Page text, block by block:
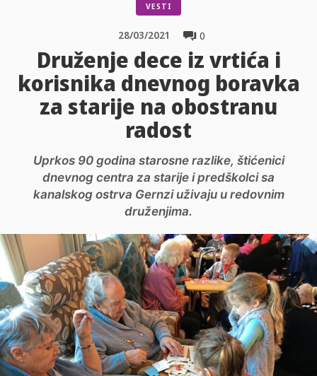
VESTI
0
28/03/2021
Druženje dece iz vrtića i
korisnika dnevnog boravka
za starije na obostranu
radost
Uprkos 90 godina starosne razlike, štićenici
dnevnog centra za starije i predškolci sa
kanalskog ostrva Gernzi uživaju u redovnim
druženjima.